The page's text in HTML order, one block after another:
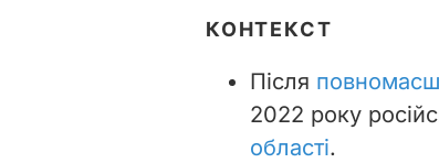
КОНТЕКСТ
Після
2022 року
області.